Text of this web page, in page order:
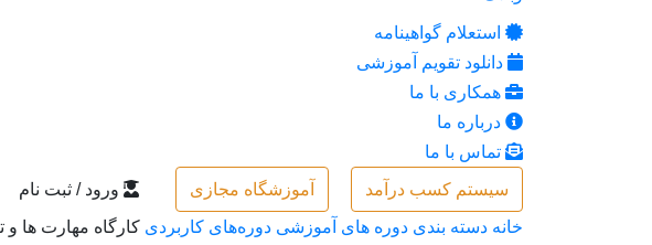
استعلام گواهینامه
دانلود تقویم آموزشی
همکاری با ما
درباره ما
تماس با ما
سیستم کسب درآمد
آموزشگاه مجازی
ورود / ثبت نام
خانه دسته بندی دوره های آموزشی دوره‌های کاربردی کارگاه مهارت ها